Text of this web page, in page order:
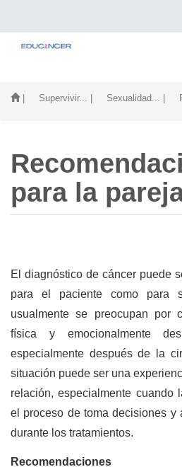
| Supervivir... | Sexualidad... |
para la
El diagnóstico de cáncer puede
para el paciente como para
usualmente se preocupan por
física y emocionalmente
especialmente después de la
situación puede ser una
relación, especialmente cuando
el proceso de toma decisiones y
durante los tratamientos.
Recomendaciones